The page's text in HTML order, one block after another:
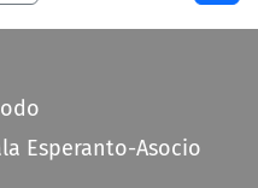
Esperanto-Asocio